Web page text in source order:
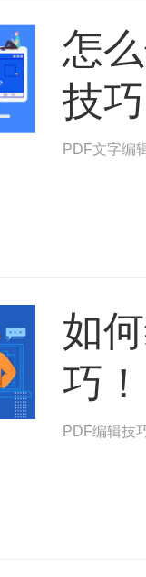
怎
技巧
PDF文字编
如
巧！
PDF编辑技